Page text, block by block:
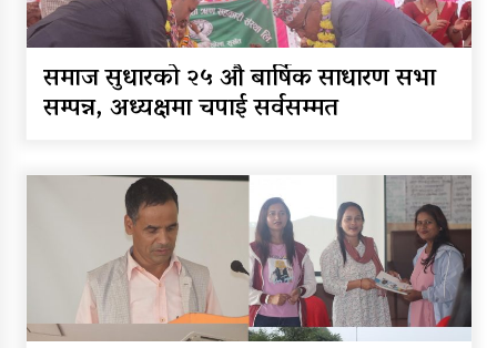
समाज सुधारको २५ औं बार्षिक साधारण सभा
सम्पन्न, अध्यक्षमा चपाई सर्वसम्मत